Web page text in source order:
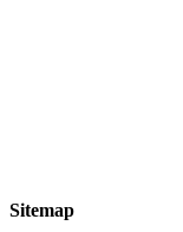
Sitemap